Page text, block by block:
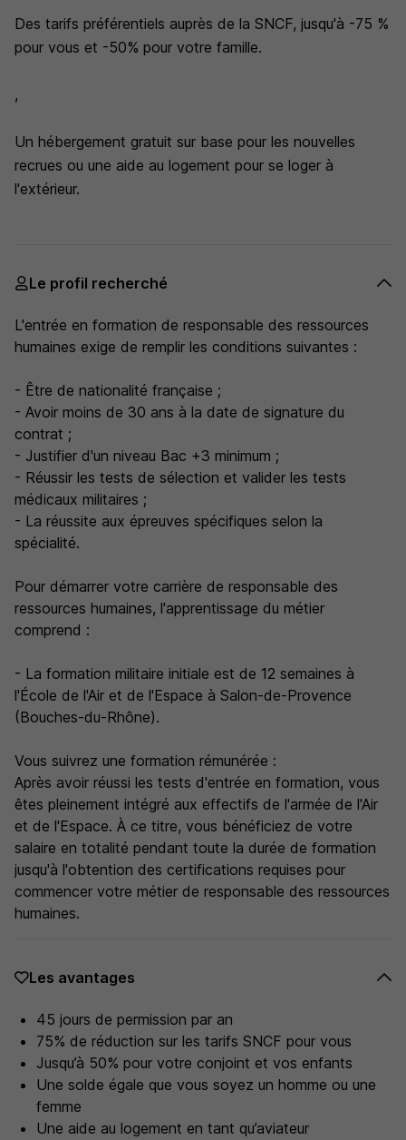
Des tarifs préférentiels auprès de la SNCF, jusqu'à -75 %
pour vous et -50% pour votre famille.
,
Un hébergement gratuit sur base pour les nouvelles
recrues ou une aide au logement pour se loger à
l'extérieur.
Le profil recherché
L'entrée en formation de responsable des ressources
humaines exige de remplir les conditions suivantes :
- Être de nationalité française ;
- Avoir moins de 30 ans à la date de signature du
contrat ;
- Justifier d'un niveau Bac +3 minimum ;
- Réussir les tests de sélection et valider les tests
médicaux militaires ;
- La réussite aux épreuves spécifiques selon la
spécialité.
Pour démarrer votre carrière de responsable des
ressources humaines, l'apprentissage du métier
comprend :
- La formation militaire initiale est de 12 semaines à
l'École de l'Air et de l'Espace à Salon-de-Provence
(Bouches-du-Rhône).
Vous suivrez une formation rémunérée :
Après avoir réussi les tests d'entrée en formation, vous
êtes pleinement intégré aux effectifs de l'armée de l'Air
et de l'Espace. À ce titre, vous bénéficiez de votre
salaire en totalité pendant toute la durée de formation
jusqu'à l'obtention des certifications requises pour
commencer votre métier de responsable des ressources
humaines.
Les avantages
45 jours de permission par an
75% de réduction sur les tarifs SNCF pour vous
Jusqu’à 50% pour votre conjoint et vos enfants
Une solde égale que vous soyez un homme ou une
femme
Une aide au logement en tant qu’aviateur